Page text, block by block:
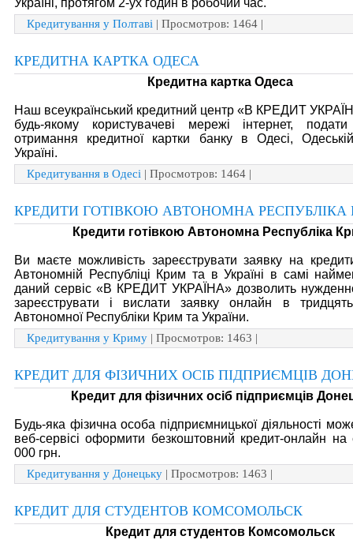
Україні, протягом 2-ух годин в робочий час.
Кредитування у Полтаві | Просмотров: 1464 |
КРЕДИТНА КАРТКА ОДЕСА
Кредитна картка Одеса
Наш всеукраїнський кредитний центр «В КРЕДИТ
будь-якому користувачеві мережі інтернет,
отримання кредитної картки банку в Одесі,
Україні.
Кредитування в Одесі | Просмотров: 1464 |
КРЕДИТИ ГОТІВКОЮ АВТОНОМНА РЕСПУБЛІКА
Кредити готівкою Автономна Республіка
Ви маєте можливість зареєструвати заявку на
Автономній Республіці Крим та в Україні в самі
даний сервіс «В КРЕДИТ УКРАЇНА» дозволить
зареєструвати і вислати заявку онлайн в
Автономної Республіки Крим та України.
Кредитування у Криму | Просмотров: 1463 |
КРЕДИТ ДЛЯ ФІЗИЧНИХ ОСІБ ПІДПРИЄМЦІВ
Кредит для фізичних осіб підприємців
Будь-яка фізична особа підприємницької діяльності
веб-сервісі оформити безкоштовний кредит-онлайн
000 грн.
Кредитування у Донецьку | Просмотров: 1463 |
КРЕДИТ ДЛЯ СТУДЕНТОВ КОМСОМОЛЬСК
Кредит для студентов Комсомольск